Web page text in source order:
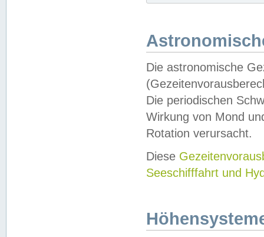
Die astronomische
Die periodischen
Wirkung von Mond
Rotation verursacht.
Diese
Seeschifffahrt und